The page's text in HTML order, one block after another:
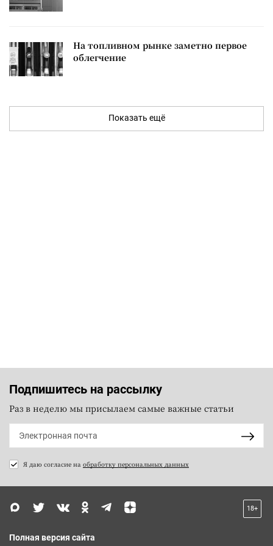
На топливном рынке заметно первое
облегчение
Показать ещё
Подпишитесь на рассылку
Раз в неделю мы присылаем самые важные статьи
Я даю согласие на обработку персональных данных
18+
Полная версия сайта